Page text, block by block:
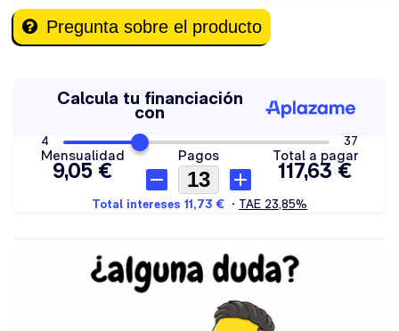
Pregunta sobre el producto